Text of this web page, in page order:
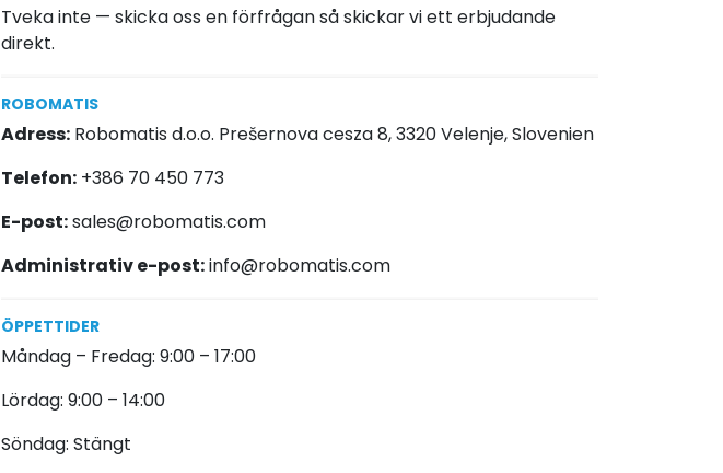
Tveka inte — skicka oss en förfrågan så skickar vi ett erbjudande
direkt.
ROBOMATIS
Adress: Robomatis d.o.o. Prešernova cesza 8, 3320 Velenje, Slovenien
Telefon: +386 70 450 773
E-post:sales@robomatis.com
Administrativ e-post:info@robomatis.com
ÖPPETTIDER
Måndag – Fredag: 9:00 – 17:00
Lördag: 9:00 – 14:00
Söndag: Stängt